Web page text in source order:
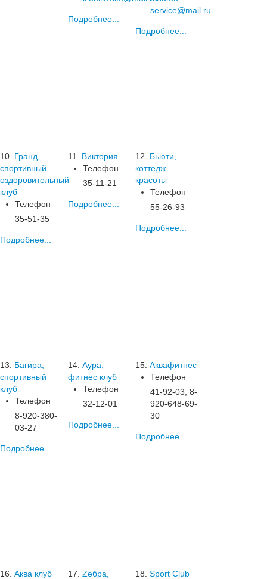
Подробнее...
service@mail.ru
Подробнее...
10. Гранд,
спортивный
оздоровительный
клуб
Телефон
35-51-35
Подробнее...
11.
Виктория
Телефон
35-11-21
Подробнее...
12.
Бьюти,
коттедж
красоты
Телефон
55-26-93
Подробнее...
13.
Багира,
спортивный
клуб
Телефон
8-920-380-
03-27
Подробнее...
14. Аура,
фитнес клуб
Телефон
32-12-01
Подробнее...
15. Аквафитнес
Телефон
41-92-03, 8-
920-648-69-
30
Подробнее...
16. Аква клуб
17. Zебра,
18. Sport Club